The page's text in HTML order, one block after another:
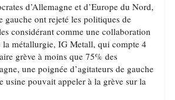
d’Allemagne et d’Europe du Nord,
gauche ont rejeté les politiques de
considérant comme une collaboration
la métallurgie, IG Metall, qui compte 4
grève à moins que 75% des
une poignée d’agitateurs de gauche
usine pouvait appeler à la grève sur la